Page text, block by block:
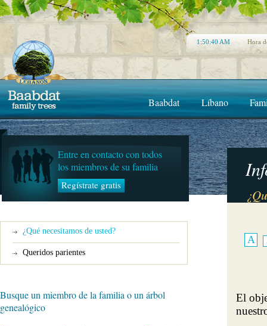
Líbano
Baabdat
1:50:40 AM Hora
Entre en contacto con todos
los miembros de su familia
Regístrate gratis
¿Qué necesitamos de usted?
Queridos parientes
Busque un miembro de la familia o un árbol
genealógico
A
El